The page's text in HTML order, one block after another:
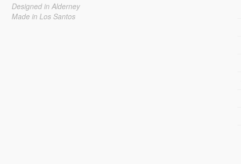
Designed in Alderney
Made in Los Santos